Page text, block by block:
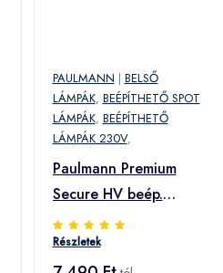
PAULMANN | BELSŐ
LÁMPÁK, BEÉPÍTHETŐ SPOT
LÁMPÁK, BEÉPÍTHETŐ
LÁMPÁK 230V,
Paulmann Premium
Secure HV beép.
lámpa, fehér
Részletek